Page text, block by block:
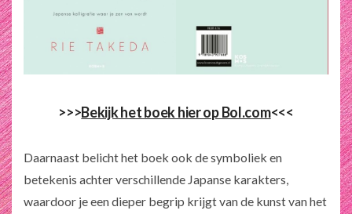
>>>Bekijk het boek hier op Bol.com<<<
Daarnaast belicht het boek ook de symboliek en
betekenis achter verschillende Japanse karakters,
waardoor je een dieper begrip krijgt van de kunst van het